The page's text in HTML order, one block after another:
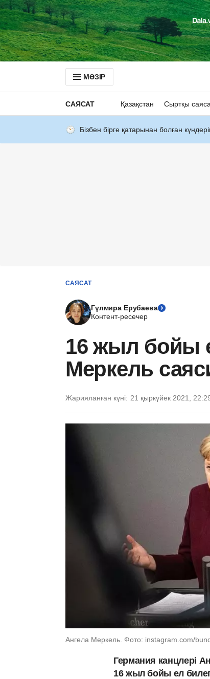
МӘЗІР
САЯСАТ Қазақстан Сыртқы
Бізбен бірге қатарынан болған
САЯСАТ
Гүлмира Ерубаева
Контент-ресечер
16 жыл бойы
Меркель
Жарияланған күні: 21 қыркүйек 2021,
Ангела Меркель. Фото: instagram.com/
Германия канцлері
16 жыл бойы ел